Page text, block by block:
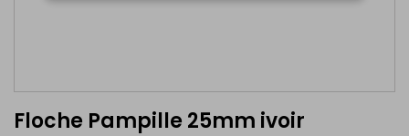
Floche Pampille 25mm ivoir